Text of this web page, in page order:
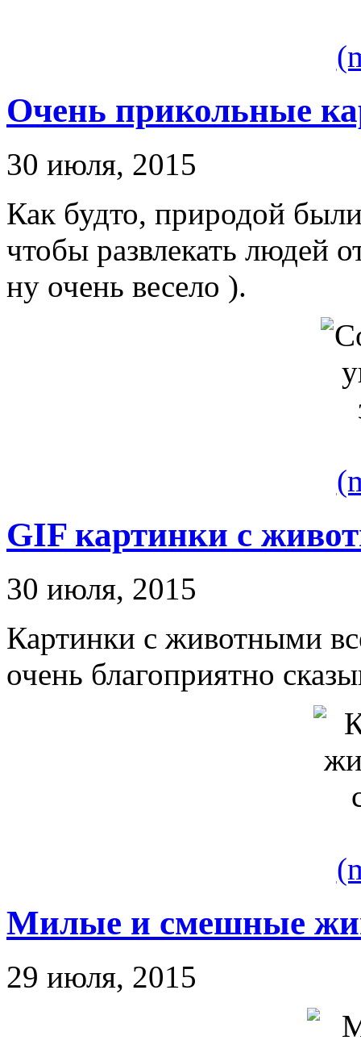
Очень прикольные
30 июля, 2015
Как будто, природой
чтобы развлекать людей
ну очень весело ).
GIF картинки с
30 июля, 2015
Картинки с животными
очень благоприятно
Милые и смешные
29 июля, 2015